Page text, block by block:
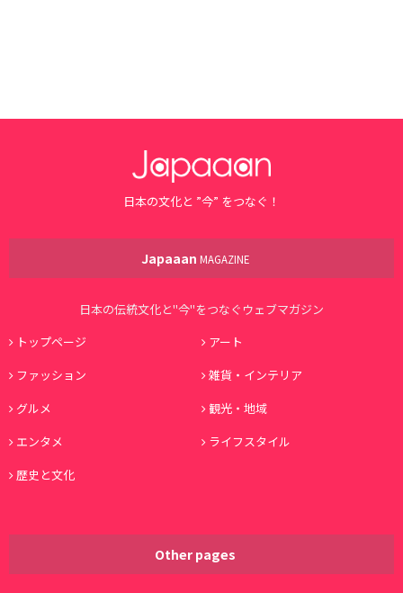
日本の文化と ”今” をつなぐ！
Japaaan MAGAZINE
日本の伝統文化と"今"をつなぐウェブマガジン
トップページ
アート
ファッション
雑貨・インテリア
グルメ
観光・地域
エンタメ
ライフスタイル
歴史と文化
Other pages